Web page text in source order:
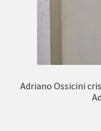
Adriano Ossicini